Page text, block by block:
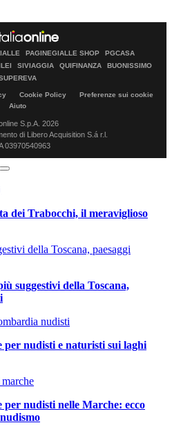
PAGINEGIALLE SHOP
PGCASA
SIVIAGGIA QUIFINANZA
BUONISSIMO
Cookie Policy
Preferenze sui cookie
Aiuto
S.p.A. 2026
di Libero Acquisition S.á r.l.
03970540963
dei Trabocchi, il meraviglioso
suggestivi della Toscana,
per nudisti e naturisti sui laghi
per nudisti nelle Marche: ecco